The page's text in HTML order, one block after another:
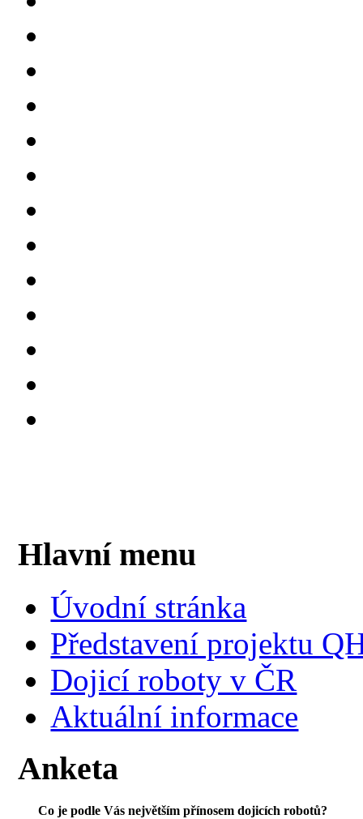
Hlavní menu
Úvodní stránka
Představení projektu
Dojicí roboty v ČR
Aktuální informace
Anketa
Co je podle Vás největším přínosem dojicích robotů?